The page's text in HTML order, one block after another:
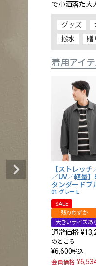
で小洒落た大
グッズ
撥水
贈
着用アイ
【ストレッチ
／UV／軽量】
タンダードブ
01 グレー L
SALE
残りわずか
大きいサイズあ
通常価格 ¥
のところ
¥6,600税込
会員価格 ¥